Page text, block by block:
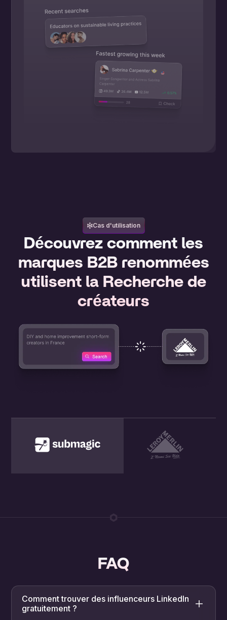
Cas d'utilisation
Découvrez comment les
marques B2B renommées
utilisent la Recherche de
créateurs
FAQ
Comment trouver des influenceurs LinkedIn
gratuitement ?